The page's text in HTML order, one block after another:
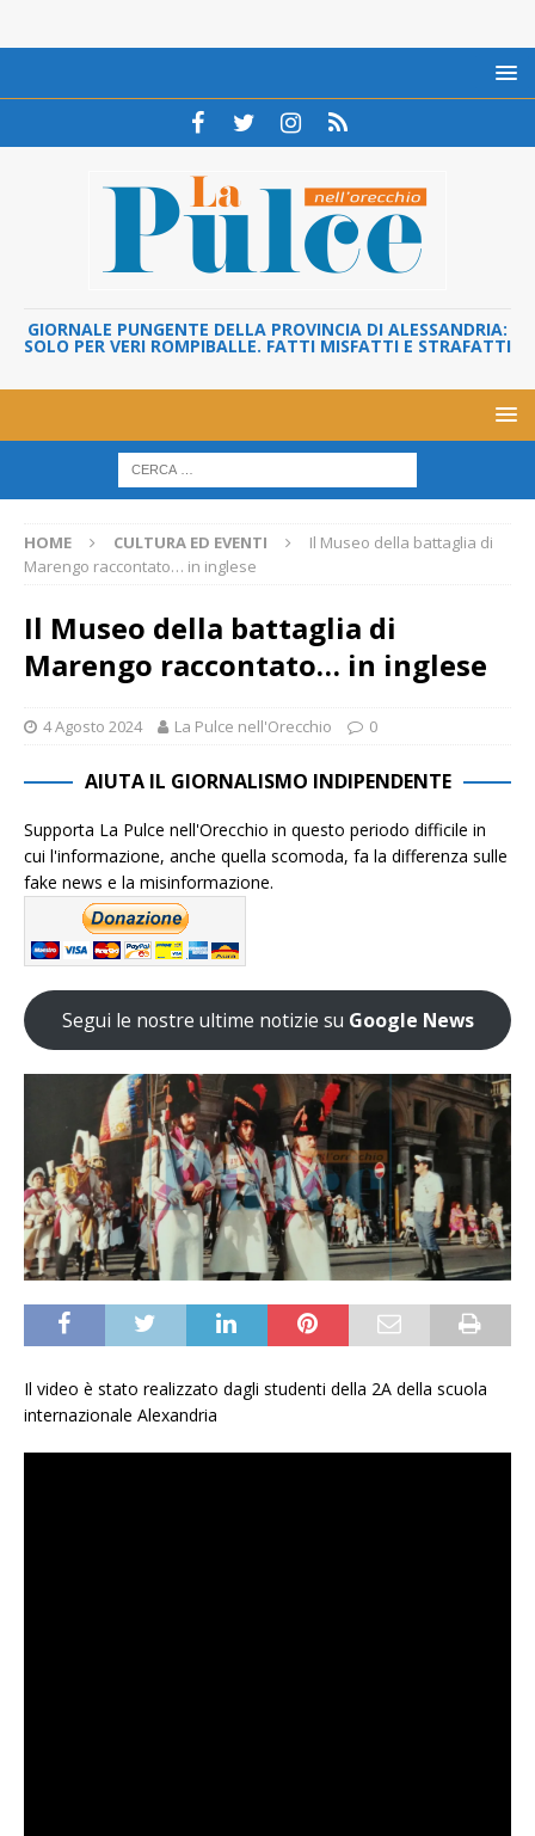
GIORNALE PUNGENTE DELLA PROVINCIA DI ALESSANDRIA:
SOLO PER VERI ROMPIBALLE. FATTI MISFATTI E STRAFATTI
HOME CULTURA ED EVENTI
Il Museo della battaglia di
Marengo raccontato… in inglese
Il Museo della battaglia di
Marengo raccontato… in inglese
4 Agosto 2024 La Pulce nell'Orecchio 0
AIUTA IL GIORNALISMO INDIPENDENTE
Supporta La Pulce nell'Orecchio in questo periodo difficile in
cui l'informazione, anche quella scomoda, fa la differenza sulle
fake news e la misinformazione.
Segui le nostre ultime notizie su Google News
Il video è stato realizzato dagli studenti della 2A della scuola
internazionale Alexandria